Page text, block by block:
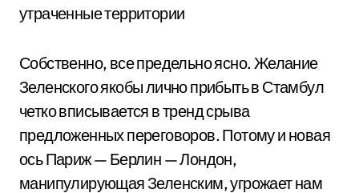
утраченные территории
Собственно, все предельно ясно. Желание
Зеленского якобы лично прибыть в Стамбул
четко вписывается в тренд срыва
предложенных переговоров. Потому и новая
ось Париж — Берлин — Лондон,
манипулирующая Зеленским, угрожает нам